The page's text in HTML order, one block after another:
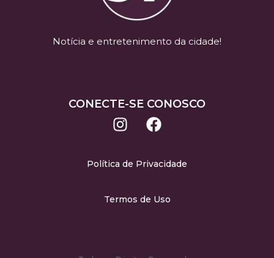
Notícia e entretenimento da cidade!
CONECTE-SE CONOSCO
Política de Privacidade
Termos de Uso